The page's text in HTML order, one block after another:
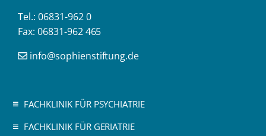
Tel.: 06831-962 0
Fax: 06831-962 465
info@sophienstiftung.de
FACHKLINIK FÜR PSYCHIATRIE
FACHKLINIK FÜR GERIATRIE